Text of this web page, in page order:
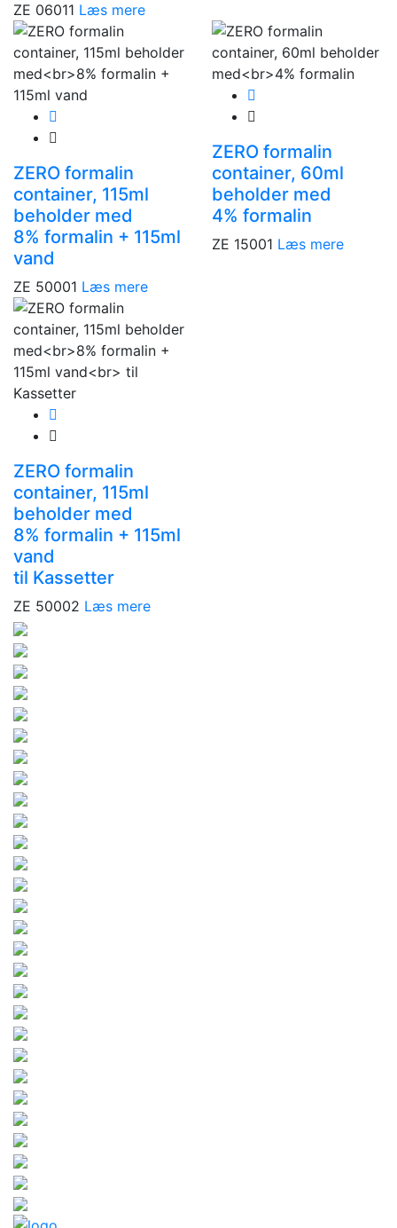
ZE 06011 Læs mere
ZERO formalin
container, 115ml
beholder med
8% formalin + 115ml
vand
ZE 50001 Læs mere
ZERO formalin
container, 60ml
beholder med
4% formalin
ZE 15001 Læs mere
ZERO formalin
container, 115ml
beholder med
8% formalin + 115ml
vand
til Kassetter
ZE 50002 Læs mere